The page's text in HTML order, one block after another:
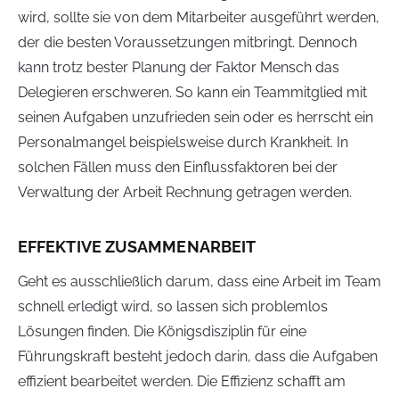
wird, sollte sie von dem Mitarbeiter ausgeführt werden,
der die besten Voraussetzungen mitbringt. Dennoch
kann trotz bester Planung der Faktor Mensch das
Delegieren erschweren. So kann ein Teammitglied mit
seinen Aufgaben unzufrieden sein oder es herrscht ein
Personalmangel beispielsweise durch Krankheit. In
solchen Fällen muss den Einflussfaktoren bei der
Verwaltung der Arbeit Rechnung getragen werden.
EFFEKTIVE ZUSAMMENARBEIT
Geht es ausschließlich darum, dass eine Arbeit im Team
schnell erledigt wird, so lassen sich problemlos
Lösungen finden. Die Königsdisziplin für eine
Führungskraft besteht jedoch darin, dass die Aufgaben
effizient bearbeitet werden. Die Effizienz schafft am